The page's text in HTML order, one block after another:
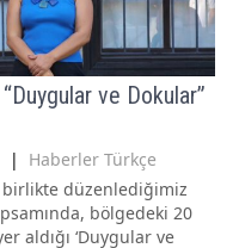
ve Dokular”
| Haberler Türkçe
birlikte düzenlediğimiz
bölgedeki 20
aldığı ‘Duygular ve